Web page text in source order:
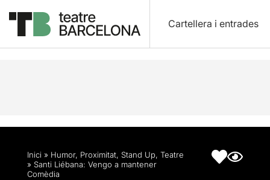
Cartellera i entrades
Descripció Fitxa artística
Inici » Humor, Proximitat, Stand Up, Teatre
» Santi Liébana: Vengo a mantener
Comèdia